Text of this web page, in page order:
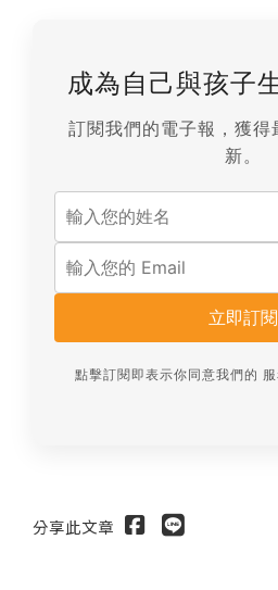
成為自己與孩子
訂閱我們的電子報，獲得
新。
立即訂閱
點擊訂閱即表示你同意我們的
分享此文章